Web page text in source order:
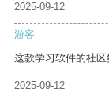
2025-09-12
游客
这款学习软件的社区
2025-09-12